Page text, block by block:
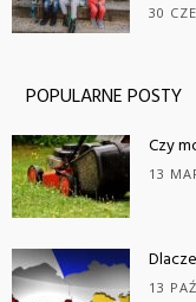
30
POPULARNE POSTY
Czy
13
13